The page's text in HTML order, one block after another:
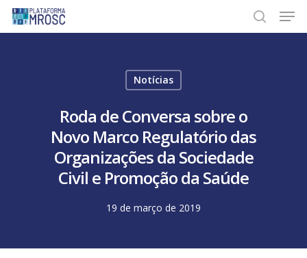
Skip
main
search
Notícias
Roda de Conversa sobre o
Novo Marco Regulatório das
Organizações da Sociedade
Civil e Promoção da Saúde
19 de março de 2019